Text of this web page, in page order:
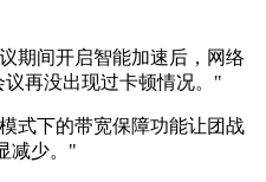
期间开启智能加速后，网络
议再没出现过卡顿情况。"
式下的带宽保障功能让团战
减少。"